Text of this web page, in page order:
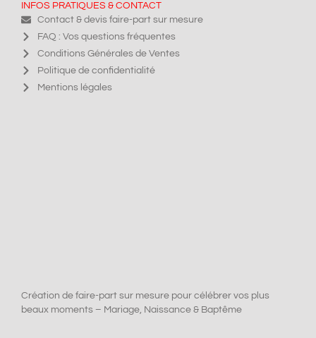
INFOS PRATIQUES & CONTACT
Contact & devis faire-part sur mesure
FAQ : Vos questions fréquentes
Conditions Générales de Ventes
Politique de confidentialité
Mentions légales
Création de faire-part sur mesure pour célébrer vos plus
beaux moments – Mariage, Naissance & Baptême